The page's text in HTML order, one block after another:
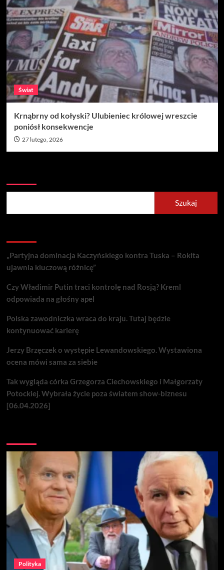
Świat
Krnąbrny od kołyski? Ulubieniec królowej wreszcie
poniósł konsekwencje
27 lutego, 2026
Szukaj
„Partyjna dominacja Kaczyńskiego kontra Tuska – Rokita
ujawnia kluczową różnicę”
Czy Władimir Putin traci kontrolę nad Rosją? Kreml
odpowiada na głośny apel
Polska zawodniczka wraca do kraju. Tutaj będzie
kontynuować karierę
Jerzy Brzęczek o występie Lewandowskiego. Wystawiona
ocena mówi sama za siebie
Tak wygląda córka Grzegorza Ciechowskiego i Małgorzaty
Potockiej. Wybrała życie poza światem show-biznesu
[06.04.2026]
Polityka